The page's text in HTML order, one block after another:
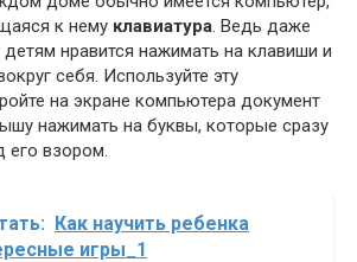
к нему клавиатура. Ведь даже
нравится нажимать на клавиши и
себя. Используйте эту
на экране компьютера документ
нажимать на буквы, которые сразу
его взором.
Как научить ребенка
игры_1